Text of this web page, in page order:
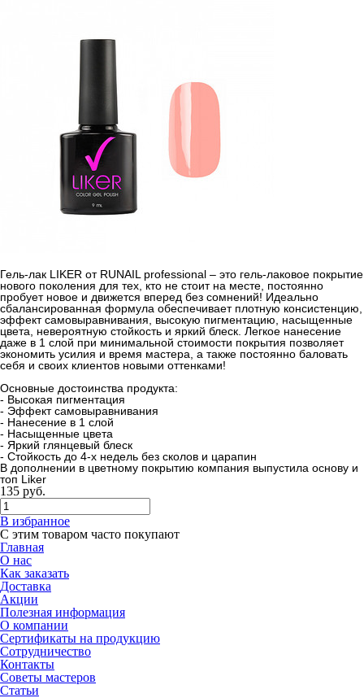
Гель-лак LIKER от RUNAIL professional – это гель-лаковое покрытие
нового поколения для тех, кто не стоит на месте, постоянно
пробует новое и движется вперед без сомнений! Идеально
сбалансированная формула обеспечивает плотную консистенцию,
эффект самовыравнивания, высокую пигментацию, насыщенные
цвета, невероятную стойкость и яркий блеск. Легкое нанесение
даже в 1 слой при минимальной стоимости покрытия позволяет
экономить усилия и время мастера, а также постоянно баловать
себя и своих клиентов новыми оттенками!
Основные достоинства продукта:
- Высокая пигментация
- Эффект самовыравнивания
- Нанесение в 1 слой
- Насыщенные цвета
- Яркий глянцевый блеск
- Стойкость до 4-х недель без сколов и царапин
В дополнении в цветному покрытию компания выпустила основу и
топ Liker
135 руб.
В избранное
С этим товаром часто покупают
Главная
О нас
Как заказать
Доставка
Акции
Полезная информация
О компании
Сертификаты на продукцию
Сотрудничество
Контакты
Советы мастеров
Статьи